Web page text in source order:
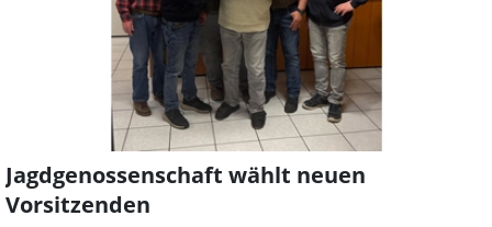
Jagdgenossenschaft wählt neuen
Vorsitzenden